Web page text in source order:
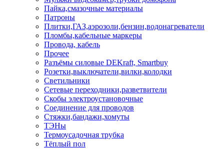
Пайка,смазочные материалы
Патроны
Плитки,ГАЗ,аэрозоли,бензин,водонагреватели
Пломбы,кабельные маркеры
Провода, кабель
Прочее
Разъёмы силовые DEKraft, Smartbuy
Розетки,выключатели,вилки,колодки
Светильники
Сетевые переходники,разветвители
Скобы электроустановочные
Соединение для проводов
Стяжки,бандажи,хомуты
ТЭНы
Термоусадочная трубка
Тёплый пол